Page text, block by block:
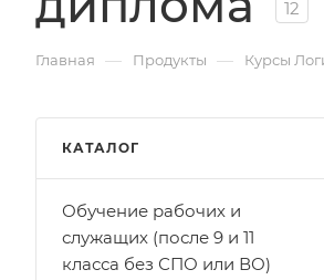
12
Главная — Продукты — Курсы
КАТАЛОГ
Обучение рабочих и
служащих (после 9 и 11
класса без СПО или ВО)